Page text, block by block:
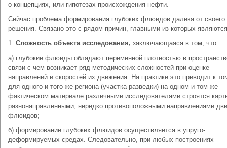
о концепциях, или гипотезах происхождения нефти.
Сейчас проблема формирования глубоких флюидов далека от своего
решения. Связано это с рядом причин, главными из которых
1. Сложность объекта исследования, заключающаяся в том, что:
а) глубокие флюиды обладают переменной плотностью в
связи с чем возникает ряд методических сложностей при оценке
направлений и скоростей их движения. На практике это приводит к
для одного и того же региона (участка разведки) на одном и том же
фактическом материале различными исследователями строятся
разнонаправленными, нередко противоположными направлениями
флюидов;
б) формирование глубоких флюидов осуществляется в упруго-
деформируемых средах. Следовательно, при любых построениях